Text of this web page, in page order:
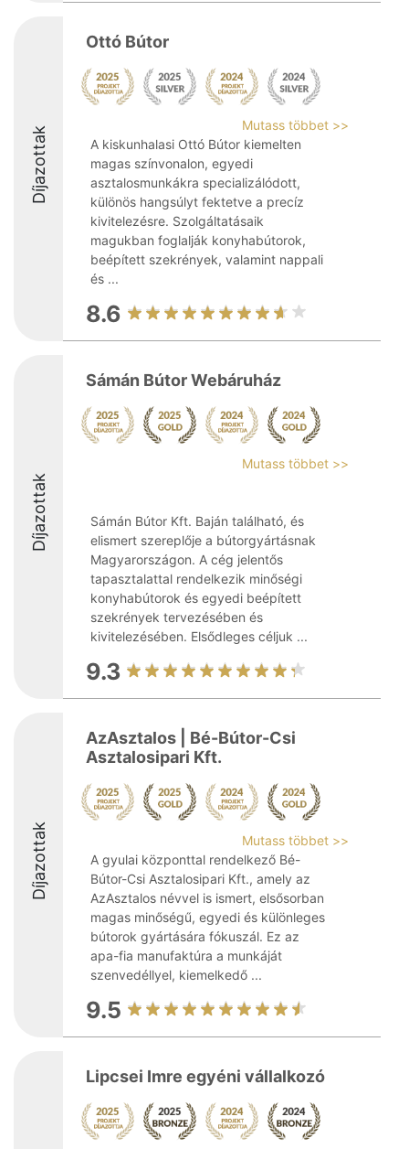
Díjazottak
Ottó Bútor
Mutass többet >>
A kiskunhalasi Ottó Bútor kiemelten
magas színvonalon, egyedi
asztalosmunkákra specializálódott,
különös hangsúlyt fektetve a precíz
kivitelezésre. Szolgáltatásaik
magukban foglalják konyhabútorok,
beépített szekrények, valamint nappali
és ...
8.6
Díjazottak
Sámán Bútor Webáruház
Mutass többet >>
Sámán Bútor Kft. Baján található, és
elismert szereplője a bútorgyártásnak
Magyarországon. A cég jelentős
tapasztalattal rendelkezik minőségi
konyhabútorok és egyedi beépített
szekrények tervezésében és
kivitelezésében. Elsődleges céljuk ...
9.3
Díjazottak
AzAsztalos | Bé-Bútor-Csi
Asztalosipari Kft.
Mutass többet >>
A gyulai központtal rendelkező Bé-
Bútor-Csi Asztalosipari Kft., amely az
AzAsztalos névvel is ismert, elsősorban
magas minőségű, egyedi és különleges
bútorok gyártására fókuszál. Ez az
apa-fia manufaktúra a munkáját
szenvedéllyel, kiemelkedő ...
9.5
Lipcsei Imre egyéni vállalkozó